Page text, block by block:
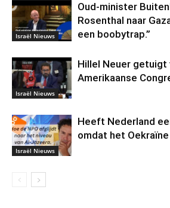
Israël Nieuws
Oud-minister
Rosenthal naar
een boobytrap.”
Israël Nieuws
Hillel Neuer getuigt
Amerikaanse
Israël Nieuws
Heeft Nederland
omdat het